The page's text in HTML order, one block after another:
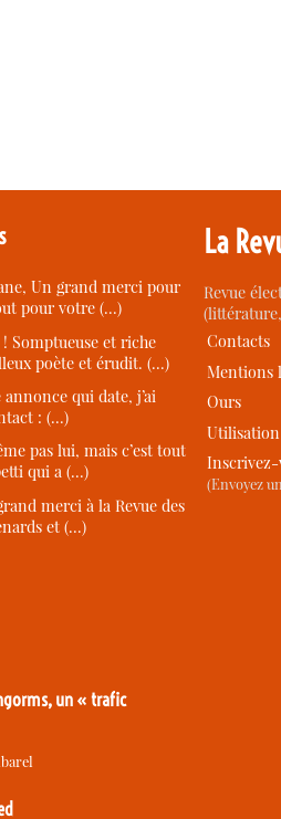
Un grand merci pour
pour votre (…)
Somptueuse et riche
poète et érudit. (…)
qui date, j’ai
: (…)
pas lui, mais c’est tout
qui a (…)
merci à la Revue des
et (…)
un « trafic
La
Revue
Contacts
Mentions
Ours
Utilisation
Inscrivez-
(Envoyez